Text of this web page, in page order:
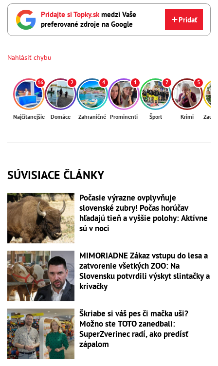
Pridajte si Topky.skmedzi Vaše
preferované zdroje na Google
Pridať
Nahlásiť chybu
16
Najčítanejšie
2
Domáce
4
Zahraničné
1
Prominenti
7
Šport
5
Krimi
SÚVISIACE ČLÁNKY
Počasie výrazne ovplyvňuje
slovenské zubry! Počas horúčav
hľadajú tieň a vyššie polohy: Aktívne
sú v noci
MIMORIADNE Zákaz vstupu do lesa a
zatvorenie všetkých ZOO: Na
Slovensku potvrdili výskyt slintačky a
krívačky
Škriabe si váš pes či mačka uši?
Možno ste TOTO zanedbali:
SuperZverinec radí, ako predísť
zápalom